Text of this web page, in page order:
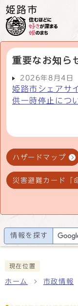
重要なお知ら
2026年8月4日
姫路市シェアサ
供一時停止につ
ハザードマップ
災害避難カード「
情報を探す
現在位置
ホーム 市政情報